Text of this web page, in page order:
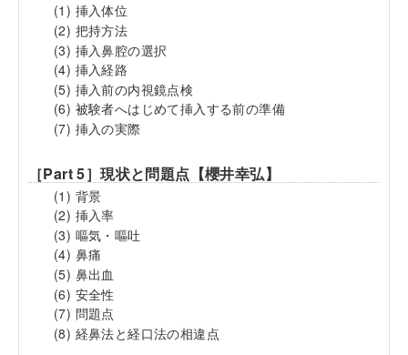
(1) 挿入体位
(2) 把持方法
(3) 挿入鼻腔の選択
(4) 挿入経路
(5) 挿入前の内視鏡点検
(6) 被験者へはじめて挿入する前の準備
(7) 挿入の実際
［Part 5］現状と問題点【櫻井幸弘】
(1) 背景
(2) 挿入率
(3) 嘔気・嘔吐
(4) 鼻痛
(5) 鼻出血
(6) 安全性
(7) 問題点
(8) 経鼻法と経口法の相違点